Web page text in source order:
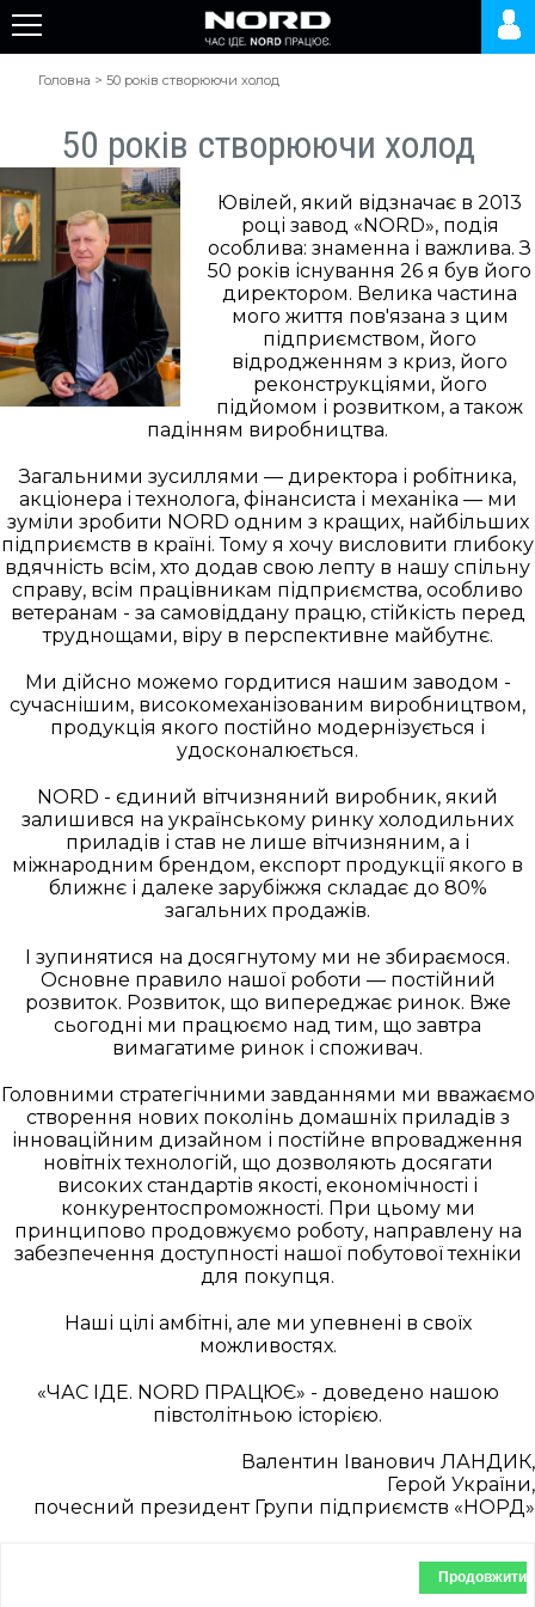
Головна >50 років створюючи холод
50 років створюючи холод
Ювілей, який відзначає в 2013
році завод «NORD», подія
особлива: знаменна і важлива. З
50 років існування 26 я був його
директором. Велика частина
мого життя пов'язана з цим
підприємством, його
відродженням з криз, його
реконструкціями, його
підйомом і розвитком, а також
падінням виробництва.
Загальними зусиллями — директора і робітника,
акціонера і технолога, фінансиста і механіка — ми
зуміли зробити NORD одним з кращих, найбільших
підприємств в країні. Тому я хочу висловити глибоку
вдячність всім, хто додав свою лепту в нашу спільну
справу, всім працівникам підприємства, особливо
ветеранам - за самовіддану працю, стійкість перед
труднощами, віру в перспективне майбутнє.
Ми дійсно можемо гордитися нашим заводом -
сучаснішим, високомеханізованим виробництвом,
продукція якого постійно модернізується і
удосконалюється.
NORD - єдиний вітчизняний виробник, який
залишився на українському ринку холодильних
приладів і став не лише вітчизняним, а і
міжнародним брендом, експорт продукції якого в
ближнє і далеке зарубіжжя складає до 80%
загальних продажів.
І зупинятися на досягнутому ми не збираємося.
Основне правило нашої роботи — постійний
розвиток. Розвиток, що випереджає ринок. Вже
сьогодні ми працюємо над тим, що завтра
вимагатиме ринок і споживач.
Головними стратегічними завданнями ми вважаємо
створення нових поколінь домашніх приладів з
інноваційним дизайном і постійне впровадження
новітніх технологій, що дозволяють досягати
високих стандартів якості, економічності і
конкурентоспроможності. При цьому ми
принципово продовжуємо роботу, направлену на
забезпечення доступності нашої побутової техніки
для покупця.
Наші цілі амбітні, але ми упевнені в своїх
можливостях.
«ЧАС IДЕ. NORD ПРАЦЮЄ» - доведено нашою
півстолітньою історією.
Валентин Іванович ЛАНДИК,
Герой України,
почесний президент Групи підприємств «НОРД»
Продовжити